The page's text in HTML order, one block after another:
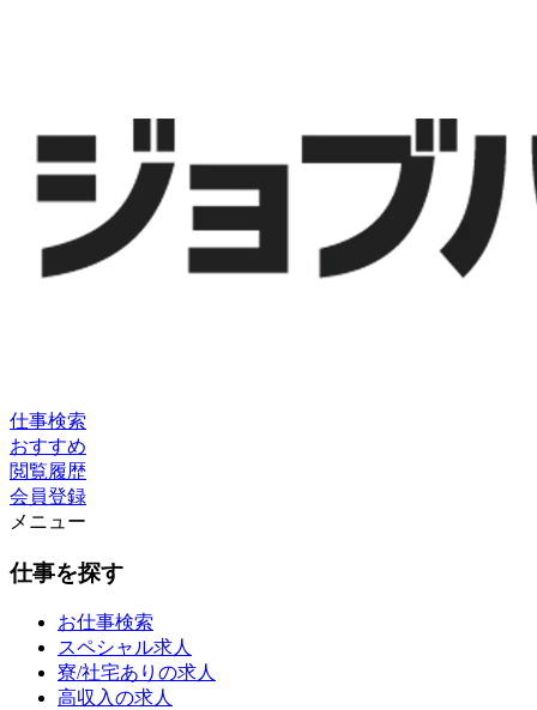
仕事検索
おすすめ
閲覧履歴
会員登録
メニュー
仕事を探す
お仕事検索
スペシャル求人
寮/社宅ありの求人
高収入の求人